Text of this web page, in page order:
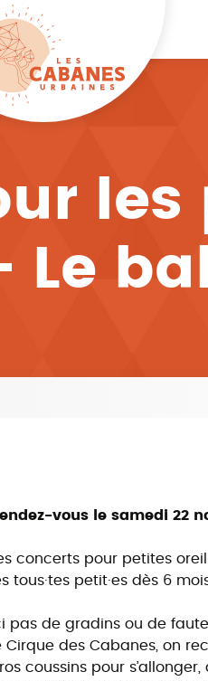
les
Le
vous le samedi 22
concerts pour petites
tous·tes petit·es dès 6
pas de gradins ou de
Cirque des Cabanes, on
coussins pour